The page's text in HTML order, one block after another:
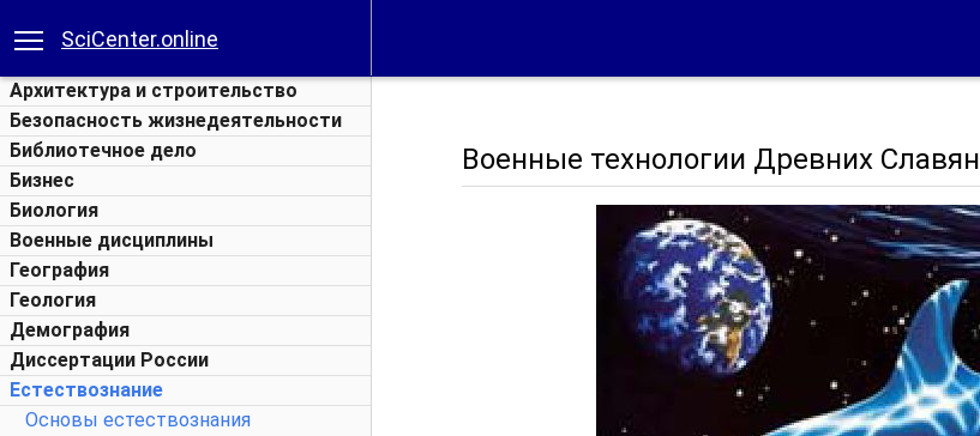
SciCenter.online
Архитектура и строительство
Безопасность жизнедеятельности
Библиотечное дело
Бизнес
Биология
Военные дисциплины
География
Геология
Демография
Диссертации России
Естествознание
Основы естествознания
Военные технологии Древних Славян